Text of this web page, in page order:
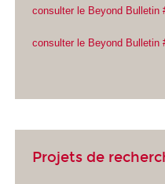
consulter le Beyond Bulletin
consulter le Beyond Bulletin
Projets de